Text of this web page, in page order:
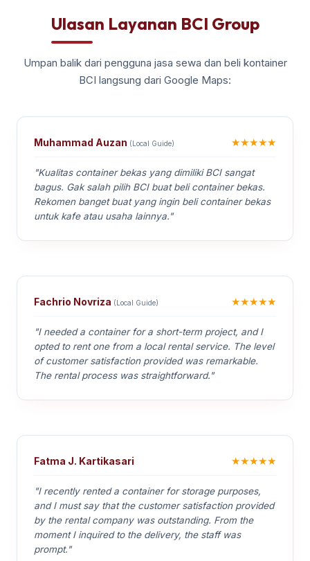
Ulasan Layanan BCI Group
Umpan balik dari pengguna jasa sewa dan beli kontainer
BCI langsung dari Google Maps:
Muhammad Auzan (Local Guide) ★★★★★
"Kualitas container bekas yang dimiliki BCI sangat
bagus. Gak salah pilih BCI buat beli container bekas.
Rekomen banget buat yang ingin beli container bekas
untuk kafe atau usaha lainnya."
Fachrio Novriza (Local Guide) ★★★★★
"I needed a container for a short-term project, and I
opted to rent one from a local rental service. The level
of customer satisfaction provided was remarkable.
The rental process was straightforward."
Fatma J. Kartikasari ★★★★★
"I recently rented a container for storage purposes,
and I must say that the customer satisfaction provided
by the rental company was outstanding. From the
moment I inquired to the delivery, the staff was
prompt."